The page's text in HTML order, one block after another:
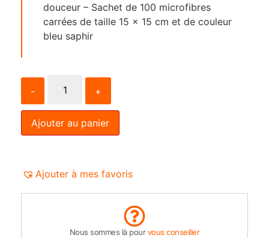
douceur – Sachet de 100 microfibres
carrées de taille 15 x 15 cm et de couleur
bleu saphir
- +
Ajouter au panier
Ajouter à mes favoris
Nous sommes là pourvous conseiller